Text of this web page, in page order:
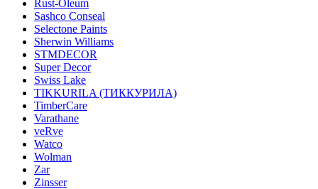
Rust-Oleum
Sashco Conseal
Selectone Paints
Sherwin Williams
STMDECOR
Super Decor
Swiss Lake
TIKKURILA (ТИККУРИЛА)
TimberCare
Varathane
veRve
Watco
Wolman
Zar
Zinsser